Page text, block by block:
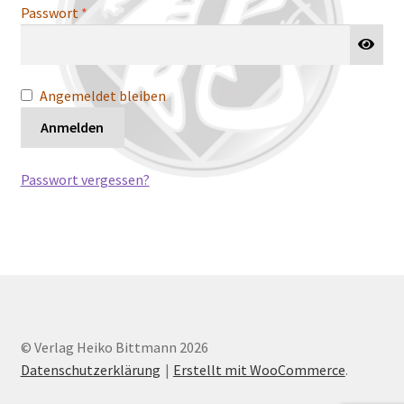
Passwort *Erforderlich
Angemeldet bleiben
Anmelden
Passwort vergessen?
© Verlag Heiko Bittmann 2026
Datenschutzerklärung
Erstellt mit WooCommerce.